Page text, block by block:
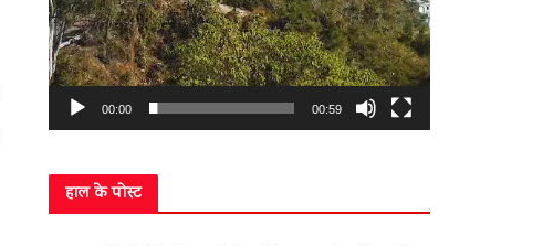
00:00 00:59
हाल के पोस्ट